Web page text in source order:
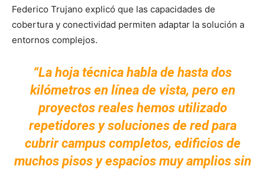
Federico Trujano explicó que las capacidades de
cobertura y conectividad permiten adaptar la solución a
entornos complejos.
“La hoja técnica habla de hasta dos
kilómetros en línea de vista, pero en
proyectos reales hemos utilizado
repetidores y soluciones de red para
cubrir campus completos, edificios de
muchos pisos y espacios muy amplios sin